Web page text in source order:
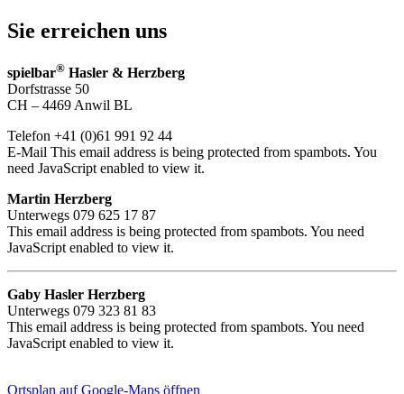
Sie erreichen uns
spielbar® Hasler & Herzberg
Dorfstrasse 50
CH – 4469 Anwil BL
Telefon +41 (0)61 991 92 44
E-Mail This email address is being protected from spambots. You
need JavaScript enabled to view it.
Martin Herzberg
Unterwegs 079 625 17 87
This email address is being protected from spambots. You need
JavaScript enabled to view it.
Gaby Hasler Herzberg
Unterwegs 079 323 81 83
This email address is being protected from spambots. You need
JavaScript enabled to view it.
Ortsplan auf Google-Maps öffnen